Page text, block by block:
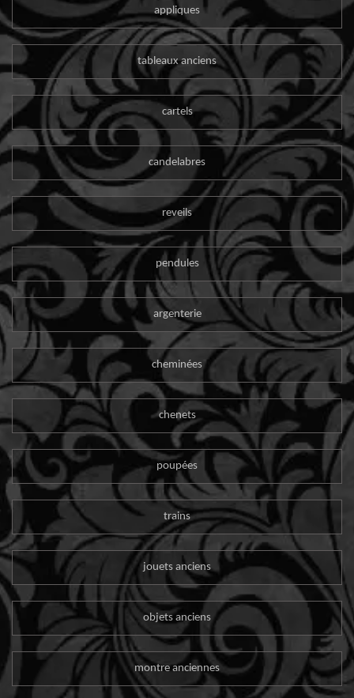
appliques
tableaux anciens
cartels
candelabres
reveils
pendules
argenterie
cheminées
chenets
poupées
trains
jouets anciens
objets anciens
montre anciennes